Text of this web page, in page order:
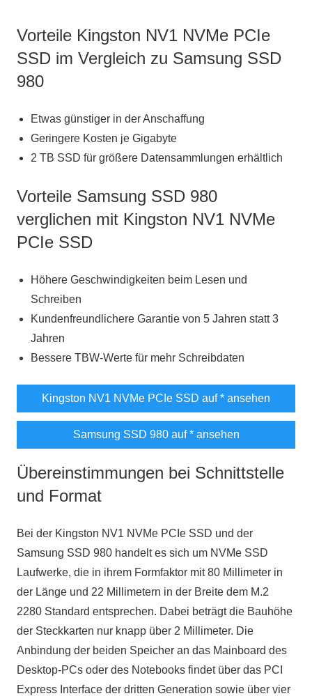
Vorteile Kingston NV1 NVMe PCIe
SSD im Vergleich zu Samsung SSD
980
Etwas günstiger in der Anschaffung
Geringere Kosten je Gigabyte
2 TB SSD für größere Datensammlungen erhältlich
Vorteile Samsung SSD 980
verglichen mit Kingston NV1 NVMe
PCIe SSD
Höhere Geschwindigkeiten beim Lesen und
Schreiben
Kundenfreundlichere Garantie von 5 Jahren statt 3
Jahren
Bessere TBW-Werte für mehr Schreibdaten
Kingston NV1 NVMe PCIe SSD auf* ansehen
Samsung SSD 980 auf* ansehen
Übereinstimmungen bei Schnittstelle
und Format
Bei der Kingston NV1 NVMe PCIe SSD und der
Samsung SSD 980 handelt es sich um NVMe SSD
Laufwerke, die in ihrem Formfaktor mit 80 Millimeter in
der Länge und 22 Millimetern in der Breite dem M.2
2280 Standard entsprechen. Dabei beträgt die Bauhöhe
der Steckkarten nur knapp über 2 Millimeter. Die
Anbindung der beiden Speicher an das Mainboard des
Desktop-PCs oder des Notebooks findet über das PCI
Express Interface der dritten Generation sowie über vier